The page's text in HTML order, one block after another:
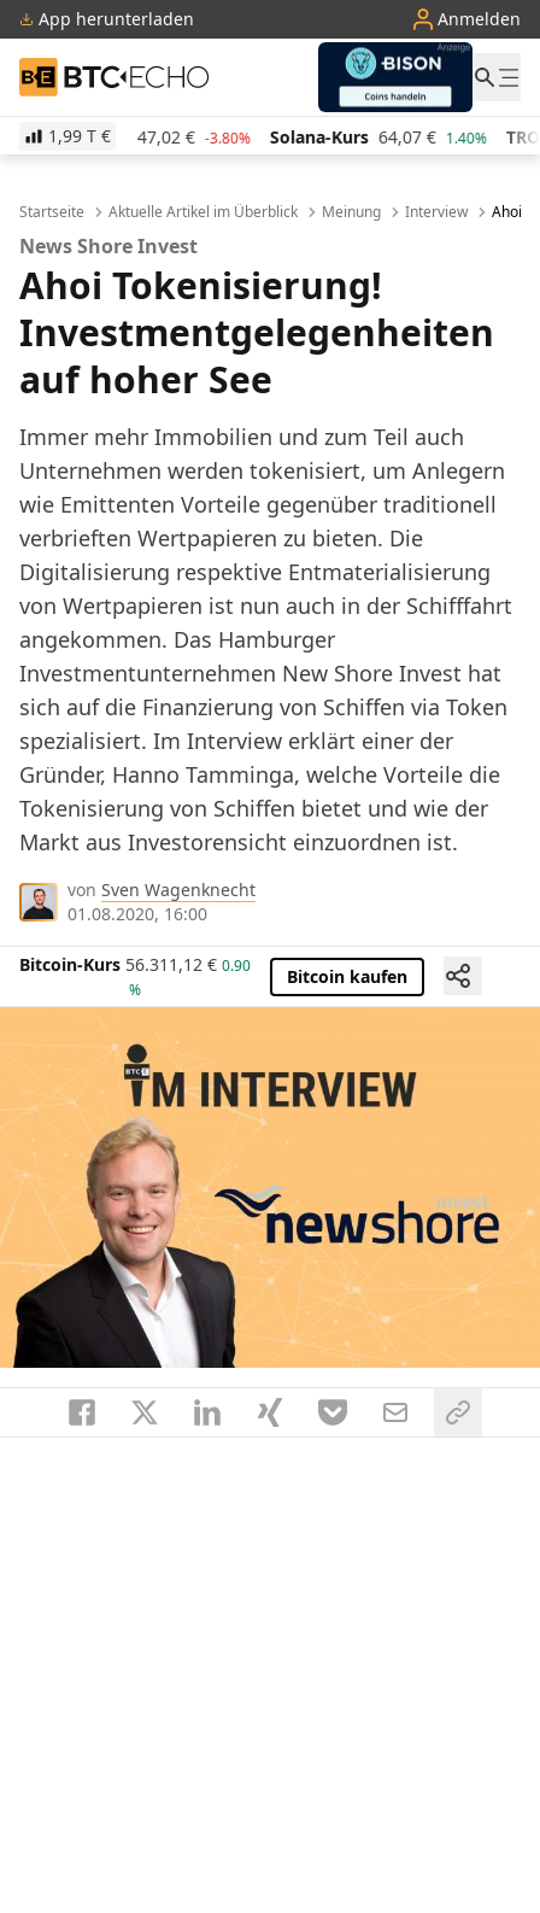
App herunterladen Anmelden
BTC-ECHO
1,99 T €
47,02 € -3.80% Solana-Kurs 64,07 € 1.40% TRON-Kurs
Startseite Aktuelle Artikel im Überblick Meinung Interview Ahoi
News Shore Invest
Ahoi Tokenisierung!
Investmentgelegenheiten
auf hoher See
Immer mehr Immobilien und zum Teil auch
Unternehmen werden tokenisiert, um Anlegern
wie Emittenten Vorteile gegenüber traditionell
verbrieften Wertpapieren zu bieten. Die
Digitalisierung respektive Entmaterialisierung
von Wertpapieren ist nun auch in der Schifffahrt
angekommen. Das Hamburger
Investmentunternehmen New Shore Invest hat
sich auf die Finanzierung von Schiffen via Token
spezialisiert. Im Interview erklärt einer der
Gründer, Hanno Tamminga, welche Vorteile die
Tokenisierung von Schiffen bietet und wie der
Markt aus Investorensicht einzuordnen ist.
von Sven Wagenknecht
01.08.2020, 16:00
Bitcoin-Kurs 56.311,12 € 0.90
%
Bitcoin kaufen